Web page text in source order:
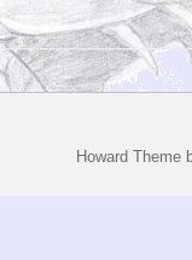
Howard Theme